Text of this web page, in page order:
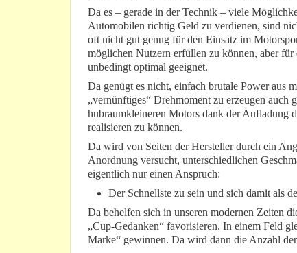
Da es – gerade in der Technik – viele
Automobilen richtig Geld zu verdienen, sind
oft nicht gut genug für den Einsatz im
möglichen Nutzern erfüllen zu können, aber
unbedingt optimal geeignet.
Da genügt es nicht, einfach brutale Power aus
„vernünftiges“ Drehmoment zu erzeugen
hubraumkleineren Motors dank der Aufladung
realisieren zu können.
Da wird von Seiten der Hersteller durch ein
Anordnung versucht, unterschiedlichen
eigentlich nur einen Anspruch:
Der Schnellste zu sein und sich damit als
Da behelfen sich in unseren modernen Zeiten
„Cup-Gedanken“ favorisieren. In einem Feld
Marke“ gewinnen. Da wird dann die Anzahl